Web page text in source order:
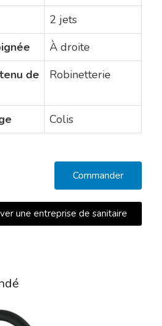
2 jets
À droite
de
Robinetterie
Colis
Commander
une entreprise de sanitaire